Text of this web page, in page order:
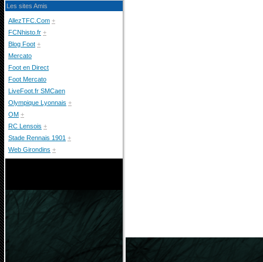
Les sites Amis
AllezTFC.Com +
FCNhisto.fr +
Blog Foot +
Mercato
Foot en Direct
Foot Mercato
LiveFoot.fr SMCaen
Olympique Lyonnais +
OM +
RC Lensois +
Stade Rennais 1901 +
Web Girondins +